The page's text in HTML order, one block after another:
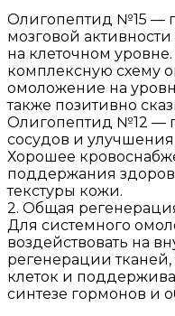
Олигопептид №15 —
мозговой
на клеточном
комплексную схему
омоложение на
также позитивно
Олигопептид №12 —
сосудов и
Хорошее
поддержания
текстуры кожи.
2. Общая
Для системного
воздействовать на
регенерации
клеток и
синтезе гормонов и